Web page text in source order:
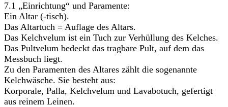
7.1 „Einrichtung“ und Paramente:
Ein Altar (-tisch).
Das Altartuch = Auflage des Altars.
Das Kelchvelum ist ein Tuch zur Verhüllung des Kelches.
Das Pultvelum bedeckt das tragbare Pult, auf dem das
Messbuch liegt.
Zu den Paramenten des Altares zählt die sogenannte
Kelchwäsche. Sie besteht aus:
Korporale, Palla, Kelchvelum und Lavabotuch, gefertigt
aus reinem Leinen.